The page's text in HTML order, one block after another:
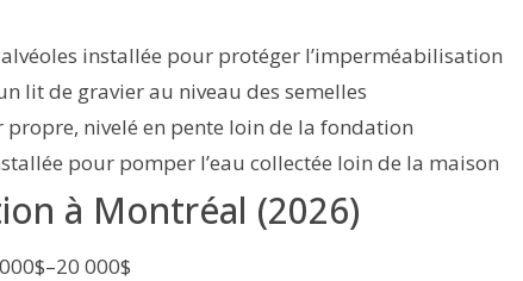
installée pour protéger l’imperméabilisation
lit de gravier au niveau des semelles
propre, nivelé en pente loin de la fondation
pour pomper l’eau collectée loin de la maison
à Montréal (2026)
000$